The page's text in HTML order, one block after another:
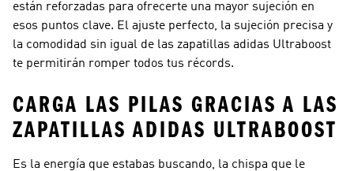
están reforzadas para ofrecerte una mayor sujeción en
esos puntos clave. El ajuste perfecto, la sujeción precisa y
la comodidad sin igual de las zapatillas adidas Ultraboost
te permitirán romper todos tus récords.
CARGA LAS PILAS GRACIAS A LAS
ZAPATILLAS ADIDAS ULTRABOOST
Es la energía que estabas buscando, la chispa que le